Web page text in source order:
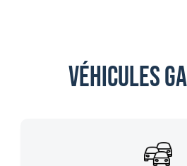
Véhicules